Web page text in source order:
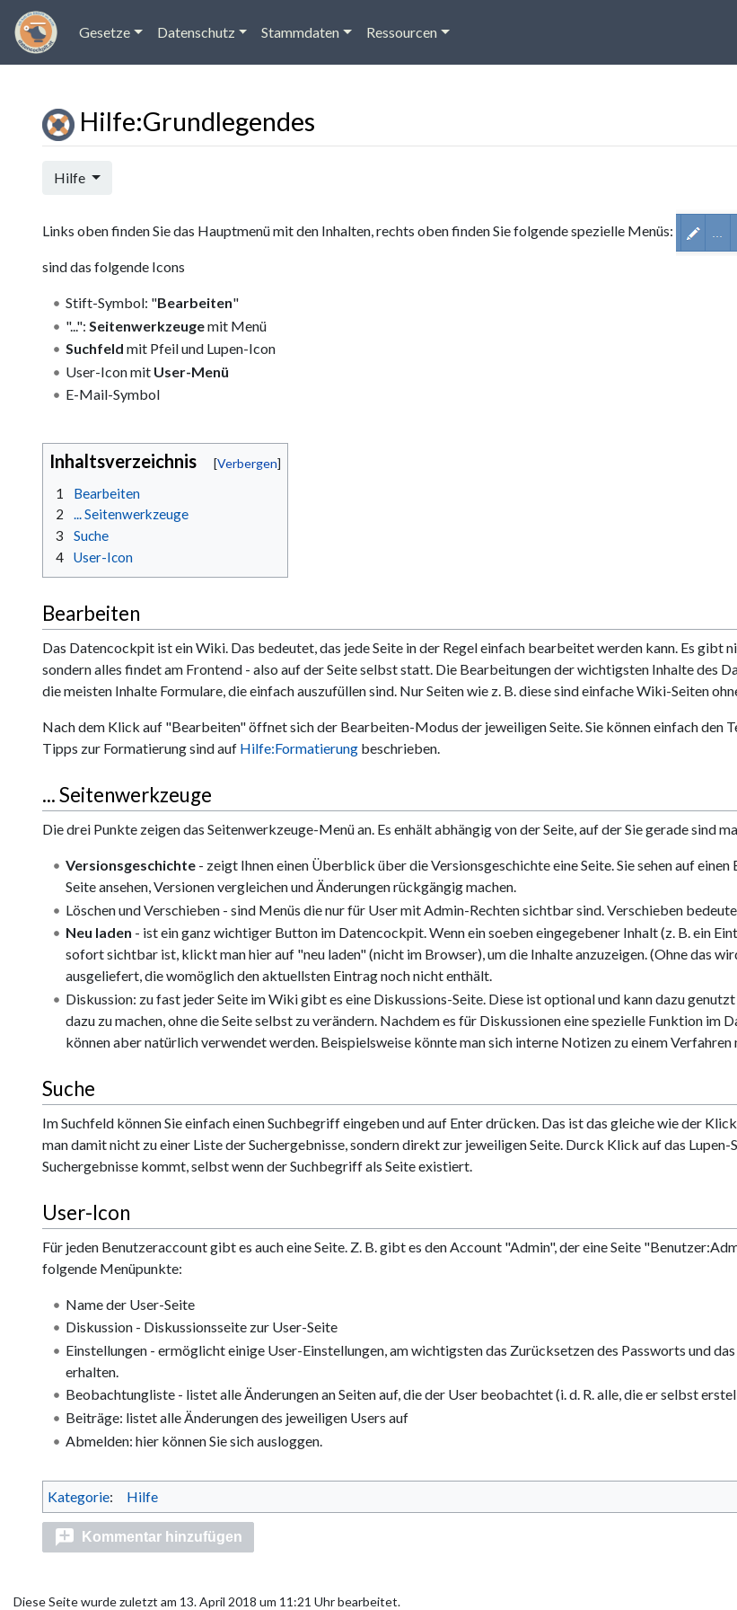
Gesetze Datenschutz Stammdaten Ressourcen
Hilfe:Grundlegendes
Wechseln zu:
Hilfe
Links oben finden Sie das Hauptmenü mit den Inhalten, rechts oben finden Sie folgende spezielle Menüs:
sind das folgende Icons
Stift-Symbol: "Bearbeiten"
"...": Seitenwerkzeugemit Menü
Suchfeld mit Pfeil und Lupen-Icon
User-Icon mit User-Menü
E-Mail-Symbol
Inhaltsverzeichnis
1
Bearbeiten
2
... Seitenwerkzeuge
3
Suche
4
User-Icon
Bearbeiten
Das Datencockpit ist ein Wiki. Das bedeutet, das jede Seite in der Regel einfach bearbeitet werden kann. Es gibt
sondern alles findet am Frontend - also auf der Seite selbst statt. Die Bearbeitungen der wichtigsten Inhalte des
die meisten Inhalte Formulare, die einfach auszufüllen sind. Nur Seiten wie z. B. diese sind einfache Wiki-Seiten
Nach dem Klick auf "Bearbeiten" öffnet sich der Bearbeiten-Modus der jeweiligen Seite. Sie können einfach den
Tipps zur Formatierung sind auf Hilfe:Formatierung beschrieben.
... Seitenwerkzeuge
Die drei Punkte zeigen das Seitenwerkzeuge-Menü an. Es enhält abhängig von der Seite, auf der Sie gerade sind
Versionsgeschichte- zeigt Ihnen einen Überblick über die Versionsgeschichte eine Seite. Sie sehen auf
Seite ansehen, Versionen vergleichen und Änderungen rückgängig machen.
Löschen und Verschieben - sind Menüs die nur für User mit Admin-Rechten sichtbar sind. Verschieben
Neu laden - ist ein ganz wichtiger Button im Datencockpit. Wenn ein soeben eingegebener Inhalt (z. B. ein
sofort sichtbar ist, klickt man hier auf "neu laden" (nicht im Browser), um die Inhalte anzuzeigen. (Ohne das
ausgeliefert, die womöglich den aktuellsten Eintrag noch nicht enthält.
Diskussion: zu fast jeder Seite im Wiki gibt es eine Diskussions-Seite. Diese ist optional und kann dazu
dazu zu machen, ohne die Seite selbst zu verändern. Nachdem es für Diskussionen eine spezielle Funktion
können aber natürlich verwendet werden. Beispielsweise könnte man sich interne Notizen zu einem Verfahren
Suche
Im Suchfeld können Sie einfach einen Suchbegriff eingeben und auf Enter drücken. Das ist das gleiche wie der
man damit nicht zu einer Liste der Suchergebnisse, sondern direkt zur jeweiligen Seite. Durck Klick auf das
Suchergebnisse kommt, selbst wenn der Suchbegriff als Seite existiert.
User-Icon
Für jeden Benutzeraccount gibt es auch eine Seite. Z. B. gibt es den Account "Admin", der eine Seite
folgende Menüpunkte:
Name der User-Seite
Diskussion - Diskussionsseite zur User-Seite
Einstellungen - ermöglicht einige User-Einstellungen, am wichtigsten das Zurücksetzen des Passworts und
erhalten.
Beobachtungliste - listet alle Änderungen an Seiten auf, die der User beobachtet (i. d. R. alle, die er selbst
Beiträge: listet alle Änderungen des jeweiligen Users auf
Abmelden: hier können Sie sich ausloggen.
Kategorie: Hilfe
Kommentar hinzufügen
Diese Seite wurde zuletzt am 13. April 2018 um 11:21 Uhr bearbeitet.